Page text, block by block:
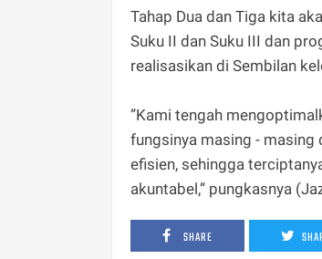
Tahap Dua dan Tiga kita
Suku II dan Suku III dan
realisasikan di Sembilan
”Kami tengah
fungsinya masing - masing
efisien, sehingga
akuntabel,” pungkasnya
SHARE